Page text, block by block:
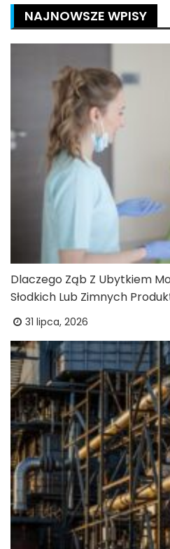
NAJNOWSZE WPISY
Dlaczego Ząb Z Ubytkiem
Słodkich Lub Zimnych
31 lipca, 2026